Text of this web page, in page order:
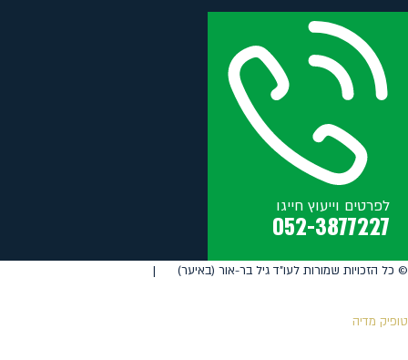
לפרטים וייעוץ חייגו
052-3877227
©️ כל הזכויות שמורות לעו"ד גיל בר-אור (באיער) |
טופיק מדיה